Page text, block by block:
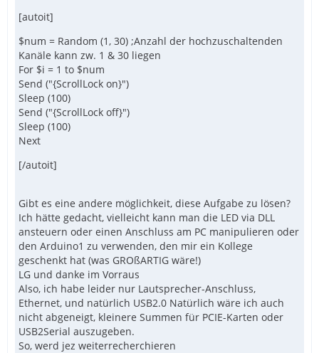
[autoit]
$num = Random (1, 30) ;Anzahl der hochzuschaltenden
Kanäle kann zw. 1 & 30 liegen
For $i = 1 to $num
Send ("{ScrollLock on}")
Sleep (100)
Send ("{ScrollLock off}")
Sleep (100)
Next
[/autoit]
Gibt es eine andere möglichkeit, diese Aufgabe zu lösen?
Ich hätte gedacht, vielleicht kann man die LED via DLL
ansteuern oder einen Anschluss am PC manipulieren oder
den Arduino1 zu verwenden, den mir ein Kollege
geschenkt hat (was GROßARTIG wäre!)
LG und danke im Vorraus
Also, ich habe leider nur Lautsprecher-Anschluss,
Ethernet, und natürlich USB2.0 Natürlich wäre ich auch
nicht abgeneigt, kleinere Summen für PCIE-Karten oder
USB2Serial auszugeben.
So, werd jez weiterrecherchieren